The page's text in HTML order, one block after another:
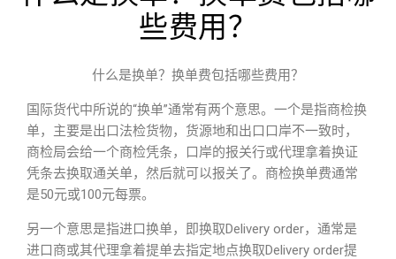
些费用？
什么是换单？换单费包括哪些费用？
国际货代中所说的“换单”通常有两个意思。一个是指商检换
单，主要是出口法检货物，货源地和出口口岸不一致时，
商检局会给一个商检凭条，口岸的报关行或代理拿着换证
凭条去换取通关单，然后就可以报关了。商检换单费通常
是50元或100元每票。
另一个意思是指进口换单，即换取Delivery order，通常是
进口商或其代理拿着提单去指定地点换取Delivery order提